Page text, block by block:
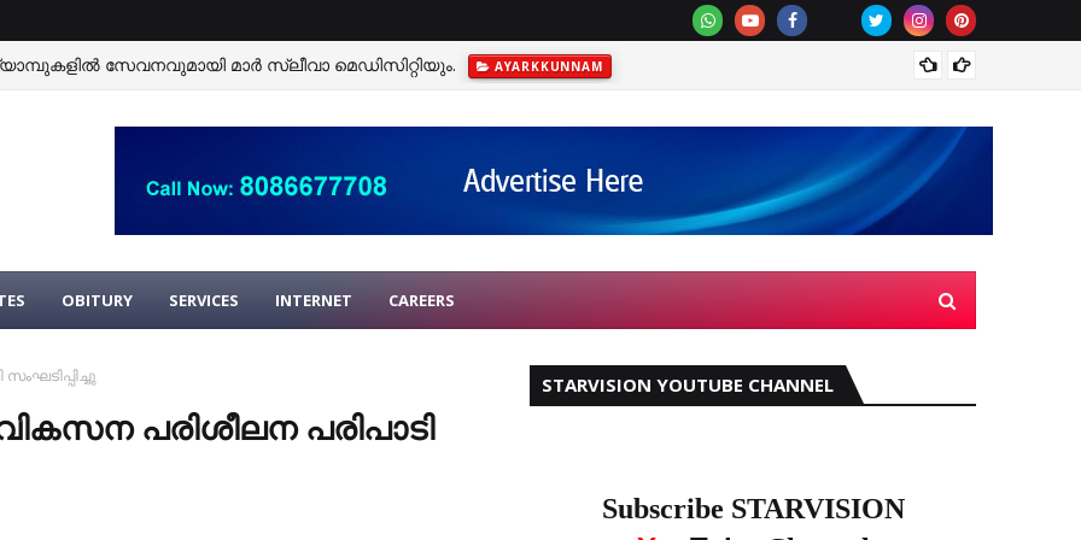
സേവനവുമായി മാർ സ്ലീവാ മെഡിസിറ്റിയും. AYARKKUNNAM
OBITURY SERVICES INTERNET CAREERS
പരിശീലന പരിപാടി
STARVISION YOUTUBE CHANNEL
Subscribe STARVISION